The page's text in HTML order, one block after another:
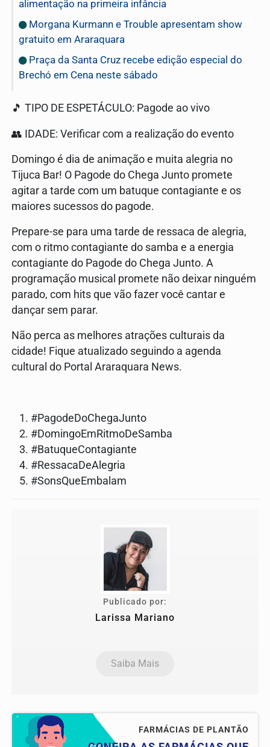
alimentação na primeira infância
Morgana Kurmann e Trouble apresentam show
gratuito em Araraquara
Praça da Santa Cruz recebe edição especial do
Brechó em Cena neste sábado
🎵 TIPO DE ESPETÁCULO: Pagode ao vivo
👥 IDADE: Verificar com a realização do evento
Domingo é dia de animação e muita alegria no
Tijuca Bar! O Pagode do Chega Junto promete
agitar a tarde com um batuque contagiante e os
maiores sucessos do pagode.
Prepare-se para uma tarde de ressaca de alegria,
com o ritmo contagiante do samba e a energia
contagiante do Pagode do Chega Junto. A
programação musical promete não deixar ninguém
parado, com hits que vão fazer você cantar e
dançar sem parar.
Não perca as melhores atrações culturais da
cidade! Fique atualizado seguindo a agenda
cultural do Portal Araraquara News.
#PagodeDoChegaJunto
#DomingoEmRitmoDeSamba
#BatuqueContagiante
#RessacaDeAlegria
#SonsQueEmbalam
Publicado por:
Larissa Mariano
Saiba Mais
FARMÁCIAS DE PLANTÃO